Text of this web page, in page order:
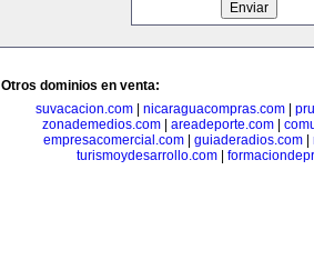
Otros dominios en venta:
suvacacion.com| nicaraguacompras.com|
zonademedios.com| areadeporte.com|
empresacomercial.com| guiaderadios.com|
turismoydesarrollo.com